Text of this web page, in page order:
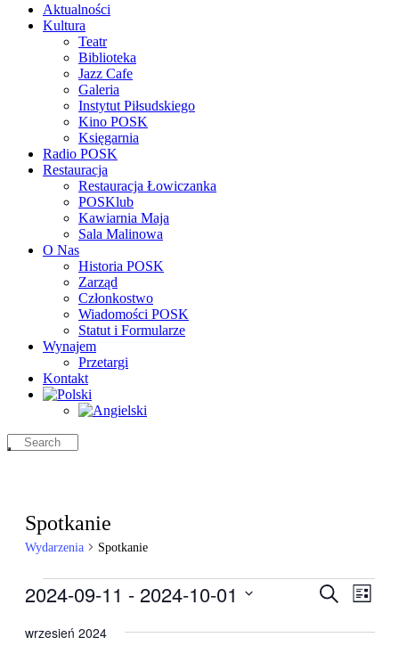
Aktualności
Kultura
Teatr
Biblioteka
Jazz Cafe
Galeria
Instytut Piłsudskiego
Kino POSK
Księgarnia
Radio POSK
Restauracja
Restauracja Łowiczanka
POSKlub
Kawiarnia Maja
Sala Malinowa
O Nas
Historia POSK
Zarząd
Członkostwo
Wiadomości POSK
Statut i Formularze
Wynajem
Przetargi
Kontakt
Spotkanie
Wydarzenia Spotkanie
Wydarzenia
po
Szukaj
Lista
2024-09-11 - 2024-10-01
datę.
wrzesień 2024